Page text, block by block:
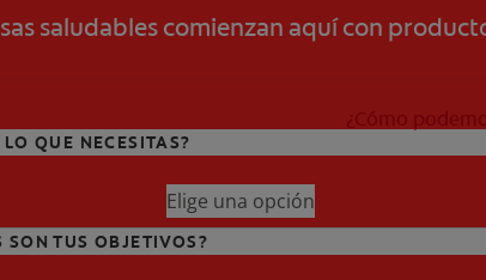
saludables comienzan aquí con
¿Cómo
LO QUE NECESITAS?
Elige una opción
SON TUS OBJETIVOS?